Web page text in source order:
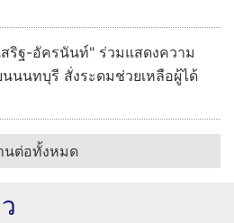
ริฐ-อัครนันท์" ร่วมแสดงความ
นนนทบุรี สั่งระดมช่วยเหลือผู้ได้
นต่อทั้งหมด